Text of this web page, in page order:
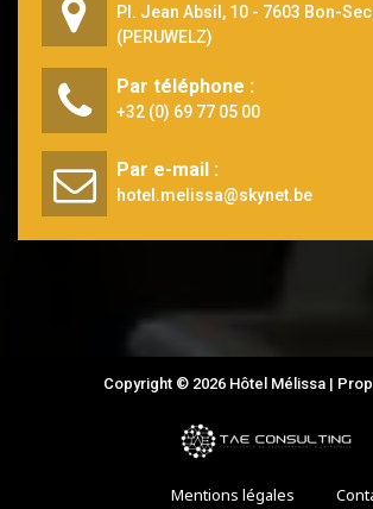
Pl. Jean Absil, 10 - 7603 Bon-
(PERUWELZ)
Par téléphone :
+32 (0) 69 77 05 00
Par e-mail :
hotel.melissa@skynet.be
Copyright © 2026 Hôtel Mélissa |
Mentions légales